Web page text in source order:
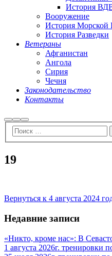
История
Вооружение
История Морской
История Разведки
Ветераны
Афганистан
Ангола
Сирия
Чечня
Законодательство
Контакты
НайтиБольше
информации
Главное
меню
19
Вернуться к 4 августа 2024
Недавние записи
«Никто, кроме нас»: В
1 августа 2026г. тренировки